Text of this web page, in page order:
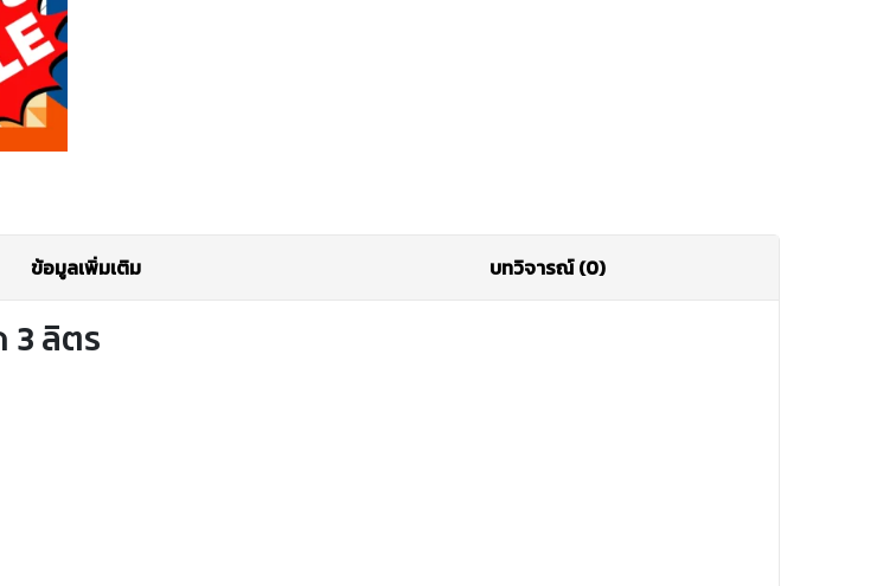
ข้อมูลเพิ่มเติม บทวิจารณ์ (0)
3 ลิตร